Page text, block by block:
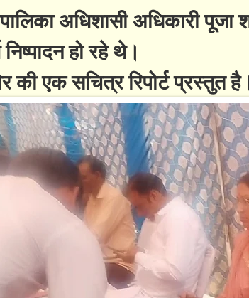
अधिशासी अधिकारी पूजा
निष्पादन हो रहे थे।
की एक सचित्र रिपोर्ट प्रस्तुत